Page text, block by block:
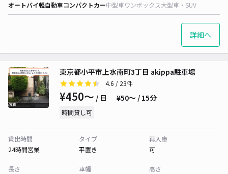
オートバイ軽自動車コンパクトカー中型車ワンボックス大型車・SUV
詳細へ
東京都小平市上水南町3丁目 akippa駐車場
4.6 / 23件
¥450〜 / 日 ¥50〜 / 15分
時間貸し可
貸出時間
24時間営業
タイプ
平置き
再入庫
可
長さ
車幅
高さ